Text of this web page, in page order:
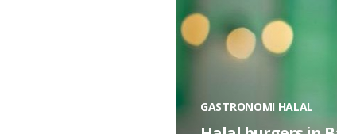
GASTRONOMI HALAL